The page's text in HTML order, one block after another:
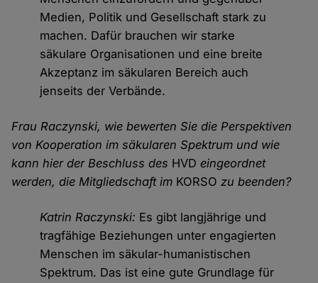
Medien, Politik und Gesellschaft stark zu
machen. Dafür brauchen wir starke
säkulare Organisationen und eine breite
Akzeptanz im säkularen Bereich auch
jenseits der Verbände.
Frau Raczynski, wie bewerten Sie die Perspektiven
von Kooperation im säkularen Spektrum und wie
kann hier der Beschluss des HVD eingeordnet
werden, die Mitgliedschaft im KORSOzu beenden?
Katrin Raczynski: Es gibt langjährige und
tragfähige Beziehungen unter engagierten
Menschen im säkular-humanistischen
Spektrum. Das ist eine gute Grundlage für